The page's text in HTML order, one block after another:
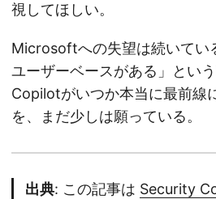
視してほしい。
Microsoftへの失望は続いてい
ユーザーベースがある」とい
Copilotがいつか本当に最前線
を、まだ少しは願っている。
出典: この記事は Security